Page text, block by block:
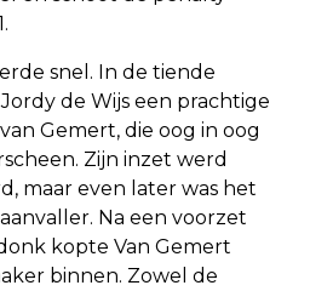
snel. In de tiende
de Wijs een prachtige
Gemert, die oog in oog
Zijn inzet werd
maar even later was het
Na een voorzet
kopte Van Gemert
binnen. Zowel de